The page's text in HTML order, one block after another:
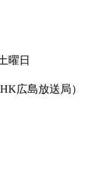
曜日
広島放送局）